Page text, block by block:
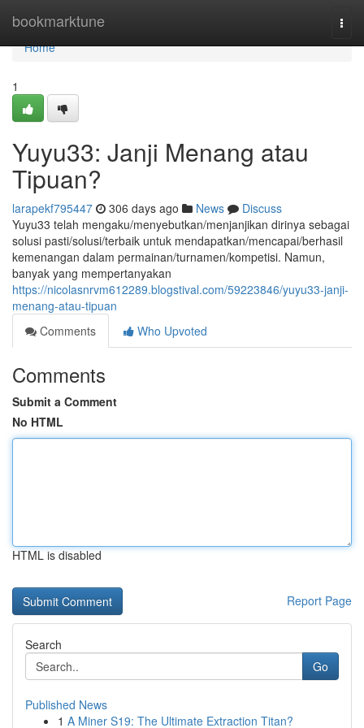
bookmarktune
Home
Home
1
Yuyu33: Janji Menang atau
Tipuan?
larapekf795447 306 days ago News
Discuss
Yuyu33 telah mengaku/menyebutkan/menjanjikan dirinya sebagai
solusi pasti/solusi/terbaik untuk mendapatkan/mencapai/berhasil
kemenangan dalam permainan/turnamen/kompetisi. Namun,
banyak yang mempertanyakan
https://nicolasnrvm612289.blogstival.com/59223846/yuyu33-janji-
menang-atau-tipuan
Comments
Who Upvoted
Comments
Submit a Comment
No HTML
HTML is disabled
Report Page
Search
Go
Published News
1 A Miner S19: The Ultimate Extraction Titan?